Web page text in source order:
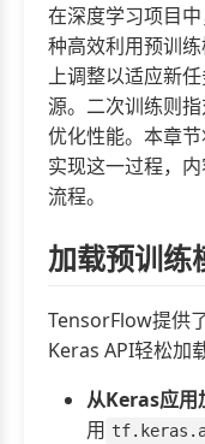
在深度学习项目
种高效利用预训
上调整以适应新
源。二次训练则
优化性能。本章
实现这一过程，
流程。
加载预训练
TensorFlow提供
Keras API轻松加
从Keras应用
用